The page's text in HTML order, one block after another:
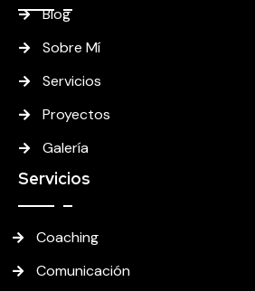
Blog
Sobre Mí
Servicios
Proyectos
Galería
Servicios
Coaching
Comunicación